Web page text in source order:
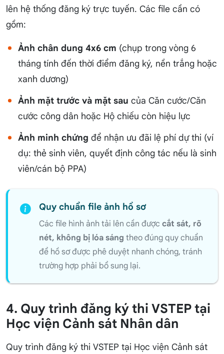
lên hệ thống đăng ký trực tuyến. Các file cần có
gồm:
Ảnh chân dung 4x6 cm (chụp trong vòng 6
tháng tính đến thời điểm đăng ký, nền trắng hoặc
xanh dương)
Ảnh mặt trước và mặt sau của Căn cước/Căn
cước công dân hoặc Hộ chiếu còn hiệu lực
Ảnh minh chứng để nhận ưu đãi lệ phí dự thi (ví
dụ: thẻ sinh viên, quyết định công tác nếu là sinh
viên/cán bộ PPA)
Quy chuẩn file ảnh hồ sơ
Các file hình ảnh tải lên cần được cắt sát, rõ
nét, không bị lóa sáng theo đúng quy chuẩn
để hồ sơ được phê duyệt nhanh chóng, tránh
trường hợp phải bổ sung lại.
4. Quy trình đăng ký thi VSTEP tại
Học viện Cảnh sát Nhân dân
Quy trình đăng ký thi VSTEP tại Học viện Cảnh sát